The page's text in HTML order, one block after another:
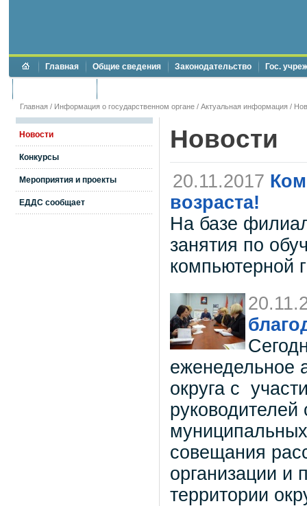
Главная Общие сведения Законодательство Гос.
Главная / Информация о государственном органе / Актуальная информация /
Новости
Конкурсы
Мероприятия и проекты
ЕДДС сообщает
Новости
20.11.2017
возраста!
На базе
занятия по
компьютерной
еженедельное
округа с
руководителей
совещания
организации и
территории